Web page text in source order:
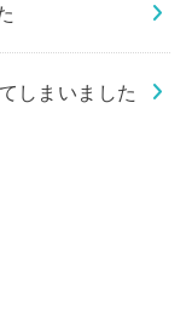
しまいました